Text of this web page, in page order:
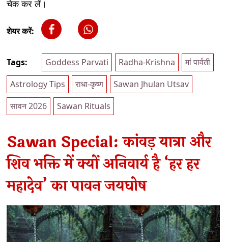
चेक कर लें।
शेयर करें:
Tags: Goddess Parvati Radha-Krishna
मां पार्वती
Astrology Tips
राधा-कृष्ण
Sawan Jhulan Utsav
सावन 2026
Sawan Rituals
Sawan Special: कांवड़ यात्रा और
शिव भक्ति में क्यों अनिवार्य है ‘हर हर
महादेव’ का पावन जयघोष